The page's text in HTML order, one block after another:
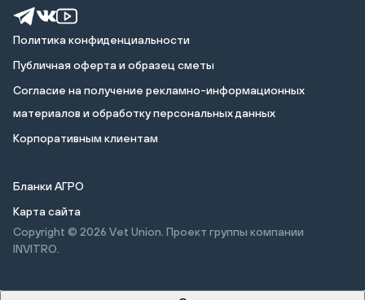
Политика конфиденциальности
Публичная оферта и образец сметы
Cогласие на получение рекламно-информационных
материалов и обработку персональных данных
Корпоративным клиентам
Бланки АГРО
Карта сайта
Copyright © 2026 Vet Union. Проект группы компании
INVITRO.